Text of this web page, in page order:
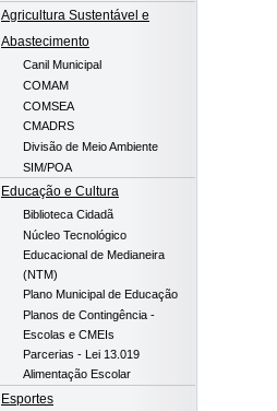
Agricultura Sustentável e
Abastecimento
Canil Municipal
COMAM
COMSEA
CMADRS
Divisão de Meio Ambiente
SIM/POA
Educação e Cultura
Biblioteca Cidadã
Núcleo Tecnológico
Educacional de Medianeira
(NTM)
Plano Municipal de Educação
Planos de Contingência -
Escolas e CMEIs
Parcerias - Lei 13.019
Alimentação Escolar
Esportes